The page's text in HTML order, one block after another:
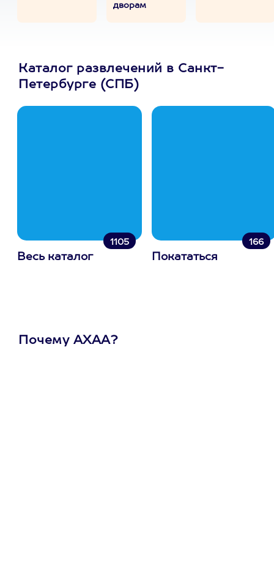
дворам
Каталог развлечений в Санкт-
Петербурге (СПБ)
1105
Весь каталог
166
Покататься
Почему АХАА?